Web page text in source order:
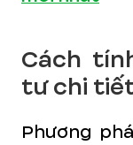
Cách
tư chi
Phương